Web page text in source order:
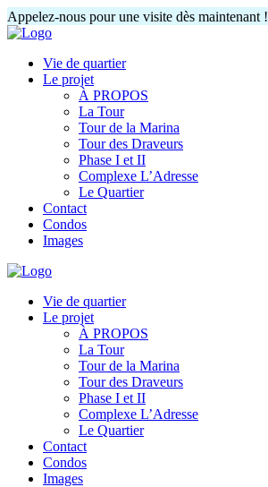
Appelez-nous pour une visite dès maintenant !
Vie de quartier
Le projet
À PROPOS
La Tour
Tour de la Marina
Tour des Draveurs
Phase I et II
Complexe L’Adresse
Le Quartier
Contact
Condos
Images
Vie de quartier
Le projet
À PROPOS
La Tour
Tour de la Marina
Tour des Draveurs
Phase I et II
Complexe L’Adresse
Le Quartier
Contact
Condos
Images